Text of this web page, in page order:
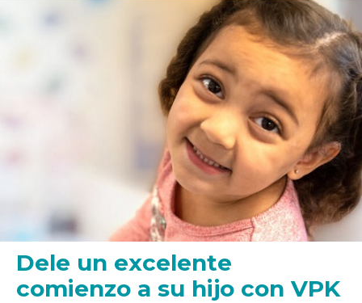
Dele un excelente
comienzo a su hijo con VPK